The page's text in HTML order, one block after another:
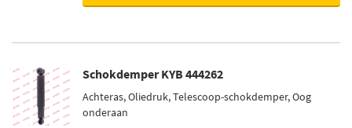
Schokdemper KYB 444262
Achteras, Oliedruk, Telescoop-schokdemper, Oog
onderaan